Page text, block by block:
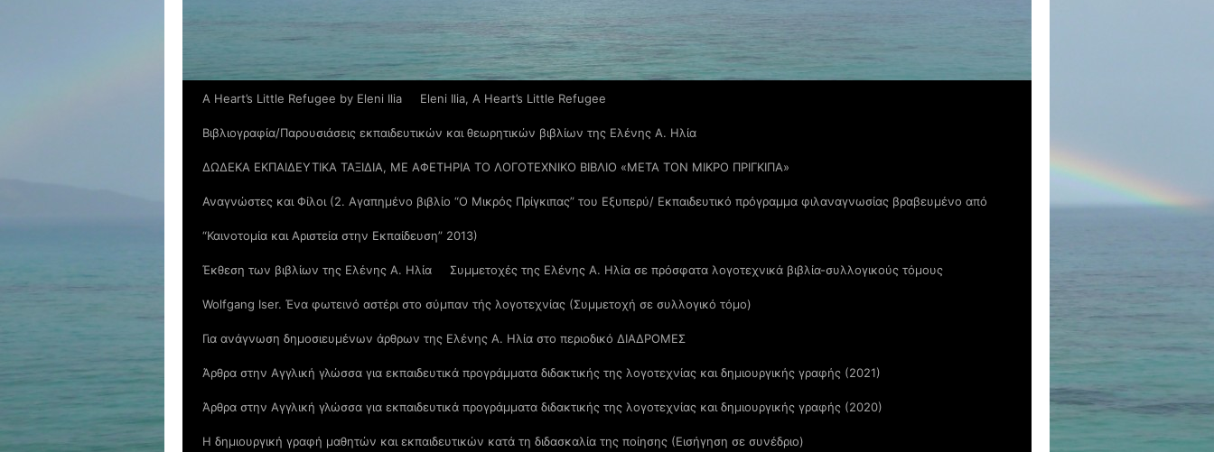
A Heart’s Little Refugee by Eleni Ilia Eleni Ilia, A Heart’s Little Refugee
Βιβλιογραφία/Παρουσιάσεις εκπαιδευτικών και θεωρητικών βιβλίων της Ελένης Α. Ηλία
ΔΩΔΕΚΑ ΕΚΠΑΙΔΕΥΤΙΚΑ ΤΑΞΙΔΙΑ, ΜΕ ΑΦΕΤΗΡΙΑ ΤΟ ΛΟΓΟΤΕΧΝΙΚΟ ΒΙΒΛΙΟ «ΜΕΤΑ ΤΟΝ ΜΙΚΡΟ ΠΡΙΓΚΙΠΑ»
Αναγνώστες και Φίλοι (2. Αγαπημένο βιβλίο “Ο Μικρός Πρίγκιπας” του Εξυπερύ/ Εκπαιδευτικό πρόγραμμα φιλαναγνωσίας βραβευμένο από
“Καινοτομία και Αριστεία στην Εκπαίδευση” 2013)
Έκθεση των βιβλίων της Ελένης Α. Ηλία Συμμετοχές της Ελένης Α. Ηλία σε πρόσφατα λογοτεχνικά βιβλία-συλλογικούς τόμους
Wolfgang Iser. Ένα φωτεινό αστέρι στο σύμπαν τής λογοτεχνίας (Συμμετοχή σε συλλογικό τόμο)
Για ανάγνωση δημοσιευμένων άρθρων της Ελένης Α. Ηλία στο περιοδικό ΔΙΑΔΡΟΜΕΣ
Άρθρα στην Αγγλική γλώσσα για εκπαιδευτικά προγράμματα διδακτικής της λογοτεχνίας και δημιουργικής γραφής (2021)
Άρθρα στην Αγγλική γλώσσα για εκπαιδευτικά προγράμματα διδακτικής της λογοτεχνίας και δημιουργικής γραφής (2020)
Η δημιουργική γραφή μαθητών και εκπαιδευτικών κατά τη διδασκαλία της ποίησης (Εισήγηση σε συνέδριο)